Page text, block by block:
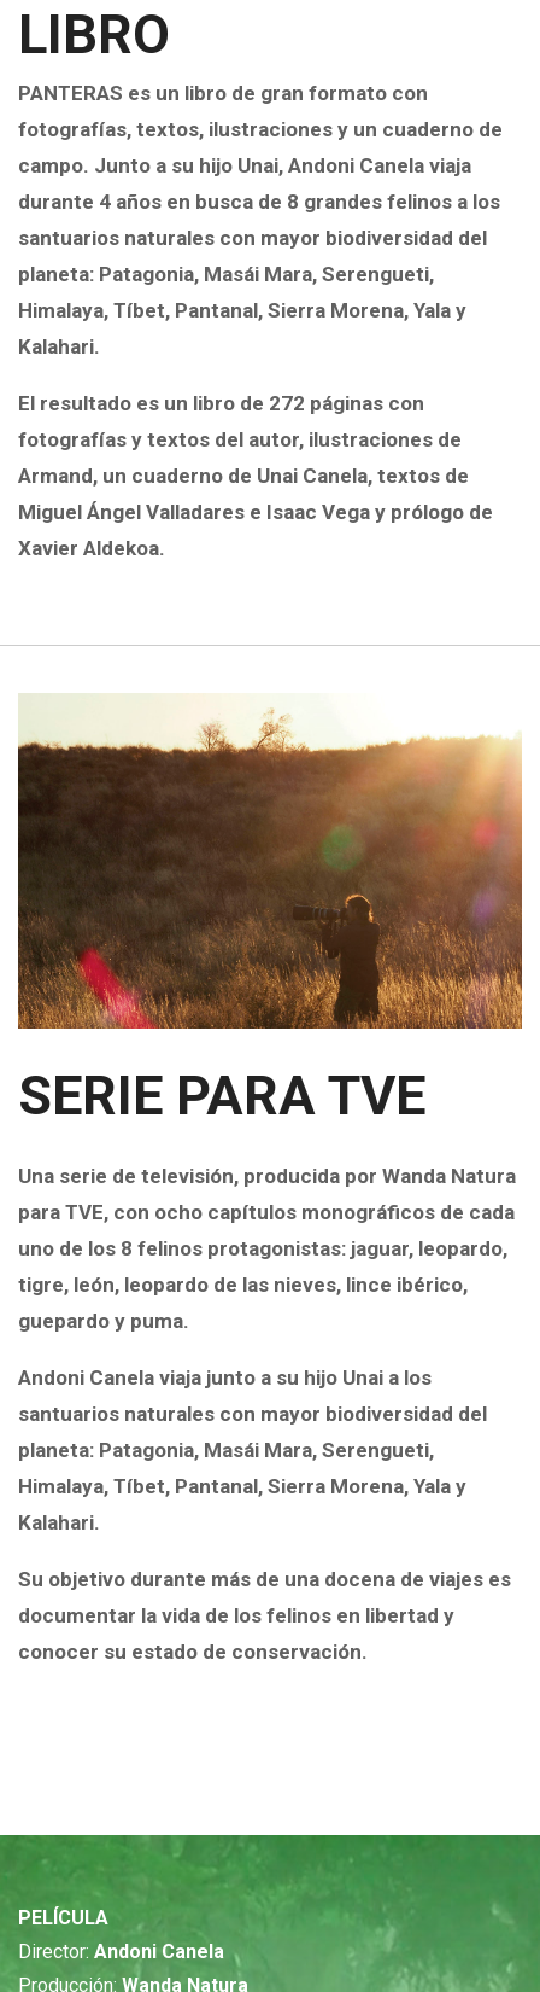
LIBRO
PANTERAS es un libro de gran formato con
fotografías, textos, ilustraciones y un cuaderno de
campo. Junto a su hijo Unai, Andoni Canela viaja
durante 4 años en busca de 8 grandes felinos a los
santuarios naturales con mayor biodiversidad del
planeta: Patagonia, Masái Mara, Serengueti,
Himalaya, Tíbet, Pantanal, Sierra Morena, Yala y
Kalahari.
El resultado es un libro de 272 páginas con
fotografías y textos del autor, ilustraciones de
Armand, un cuaderno de Unai Canela, textos de
Miguel Ángel Valladares e Isaac Vega y prólogo de
Xavier Aldekoa.
SERIE PARA TVE
Una serie de televisión, producida por Wanda Natura
para TVE, con ocho capítulos monográficos de cada
uno de los 8 felinos protagonistas: jaguar, leopardo,
tigre, león, leopardo de las nieves, lince ibérico,
guepardo y puma.
Andoni Canela viaja junto a su hijo Unai a los
santuarios naturales con mayor biodiversidad del
planeta: Patagonia, Masái Mara, Serengueti,
Himalaya, Tíbet, Pantanal, Sierra Morena, Yala y
Kalahari.
Su objetivo durante más de una docena de viajes es
documentar la vida de los felinos en libertad y
conocer su estado de conservación.
PELÍCULA
Director: Andoni Canela
Producción: Wanda Natura